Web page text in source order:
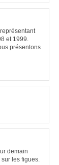
et 1999.
présentons
demain
les figues.